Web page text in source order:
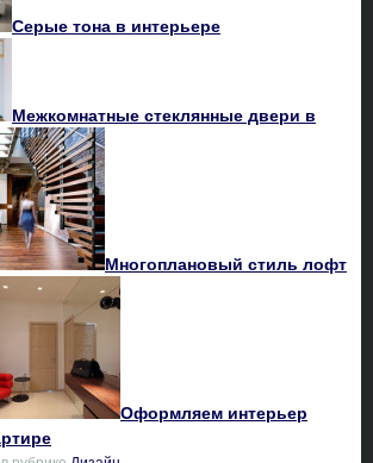
Серые тона в интерьере
Межкомнатные стеклянные двери в
Многоплановый стиль лофт
Оформляем интерьер